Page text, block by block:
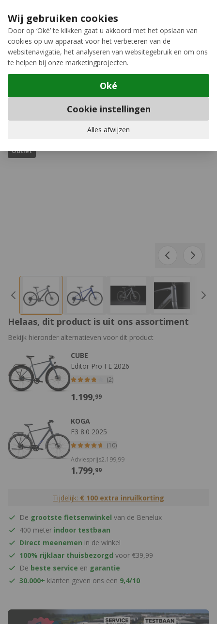
Wij gebruiken cookies
Door op ‘Oké’ te klikken gaat u akkoord met het opslaan van
cookies op uw apparaat voor het verbeteren van de
websitenavigatie, het analyseren van websitegebruik en om ons
te helpen bij onze marketingprojecten.
Oké
Cookie instellingen
Alles afwijzen
Meer keuze, meer plezier
12GO Biking
Fitness hybride fietsen
Helaas, dit product is uit ons assortiment
Bekijk hieronder alternatieven voor dit product
CUBE
Editor Pro FE 2026
(2)
1.199,99
KOGA
F3 8.0 2025
(10)
1.799,99
Adviesprijs2.199,99
Tijdelijk: € 100 extra inruilkorting
De grootste fietsenwinkel van de Benelux
400 meter indoor testbaan
Direct meenemen in de winkel
100% rijklaar thuisbezorgd voor €39,99
De beste service en garantie
30.000+ klanten geven ons een 9,4/10
FX 3 Gen 4 2025
Schrijf een review
Outlet